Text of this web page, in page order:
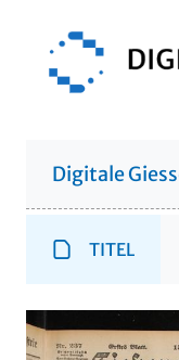
Digitale
TITEL